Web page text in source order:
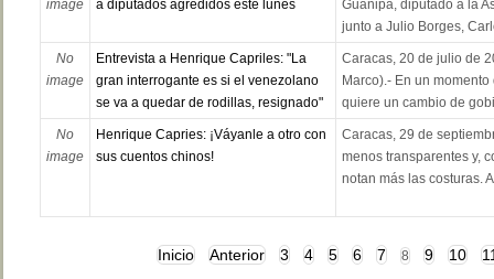
image
a diputados agredidos este lunes
Guanipa, diputado a la
junto a Julio Borges,
No
image
Entrevista a Henrique Capriles: "La
gran interrogante es si el venezolano
se va a quedar de rodillas, resignado"
Caracas, 20 de julio de
Marco).- En un
quiere un cambio de
No
image
Henrique Capries: ¡Váyanle a otro con
sus cuentos chinos!
Caracas, 29 de
menos transparentes y,
notan más las costuras.
Inicio Anterior 3 4 5 6 7 8 9 10